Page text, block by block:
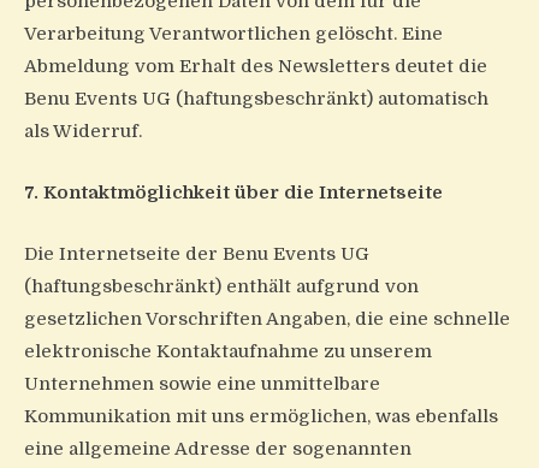
Verarbeitung Verantwortlichen gelöscht. Eine
Abmeldung vom Erhalt des Newsletters deutet die
Benu Events UG (haftungsbeschränkt) automatisch
als Widerruf.
7. Kontaktmöglichkeit über die Internetseite
Die Internetseite der Benu Events UG
(haftungsbeschränkt) enthält aufgrund von
gesetzlichen Vorschriften Angaben, die eine schnelle
elektronische Kontaktaufnahme zu unserem
Unternehmen sowie eine unmittelbare
Kommunikation mit uns ermöglichen, was ebenfalls
eine allgemeine Adresse der sogenannten